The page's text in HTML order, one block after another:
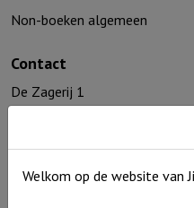
Non-boeken algemeen
Contact
De Zagerij 1
KVK nr: 60086041
Welkom op de website van